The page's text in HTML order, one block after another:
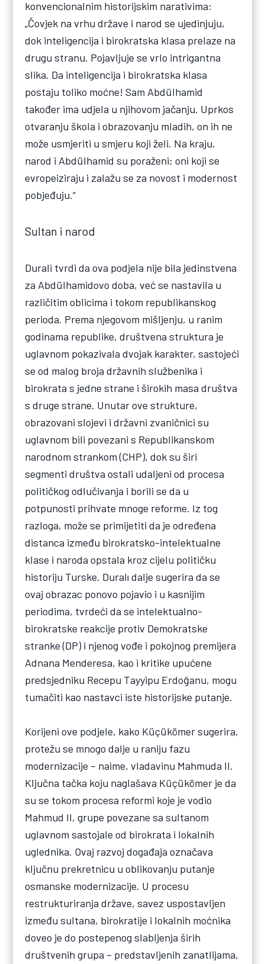
konvencionalnim historijskim narativima:
„Čovjek na vrhu države i narod se ujedinjuju,
dok inteligencija i birokratska klasa prelaze na
drugu stranu. Pojavljuje se vrlo intrigantna
slika. Da inteligencija i birokratska klasa
postaju toliko moćne! Sam Abdülhamid
također ima udjela u njihovom jačanju. Uprkos
otvaranju škola i obrazovanju mladih, on ih ne
može usmjeriti u smjeru koji želi. Na kraju,
narod i Abdülhamid su poraženi; oni koji se
evropeiziraju i zalažu se za novost i modernost
pobjeđuju.“
Sultan i narod
Durali tvrdi da ova podjela nije bila jedinstvena
za Abdülhamidovo doba, već se nastavila u
različitim oblicima i tokom republikanskog
perioda. Prema njegovom mišljenju, u ranim
godinama republike, društvena struktura je
uglavnom pokazivala dvojak karakter, sastojeći
se od malog broja državnih službenika i
birokrata s jedne strane i širokih masa društva
s druge strane. Unutar ove strukture,
obrazovani slojevi i državni zvaničnici su
uglavnom bili povezani s Republikanskom
narodnom strankom (CHP), dok su širi
segmenti društva ostali udaljeni od procesa
političkog odlučivanja i borili se da u
potpunosti prihvate mnoge reforme. Iz tog
razloga, može se primijetiti da je određena
distanca između birokratsko-intelektualne
klase i naroda opstala kroz cijelu političku
historiju Turske. Duralı dalje sugerira da se
ovaj obrazac ponovo pojavio i u kasnijim
periodima, tvrdeći da se intelektualno-
birokratske reakcije protiv Demokratske
stranke (DP) i njenog vođe i pokojnog premijera
Adnana Menderesa, kao i kritike upućene
predsjedniku Recepu Tayyipu Erdoğanu, mogu
tumačiti kao nastavci iste historijske putanje.
Korijeni ove podjele, kako Küçükömer sugerira,
protežu se mnogo dalje u raniju fazu
modernizacije – naime, vladavinu Mahmuda II.
Ključna tačka koju naglašava Küçükömer je da
su se tokom procesa reformi koje je vodio
Mahmud II, grupe povezane sa sultanom
uglavnom sastojale od birokrata i lokalnih
uglednika. Ovaj razvoj događaja označava
ključnu prekretnicu u oblikovanju putanje
osmanske modernizacije. U procesu
restrukturiranja države, savez uspostavljen
između sultana, birokratije i lokalnih moćnika
doveo je do postepenog slabljenja širih
društvenih grupa – predstavljenih zanatlijama,